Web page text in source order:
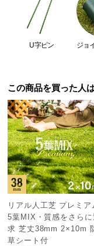
い
て
会
員
規
約
に
い
て
見た目
触り心地
葉の幅
葉の芯
5種のこだわり
5種類 の色や形が
芝のようなリア
U字ピン ジョ
この商品を買った人
リアル人工芝 プレミア
5葉MIX・質感をさらに
求 芝丈38mm 2×10m
草シート付